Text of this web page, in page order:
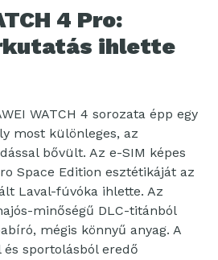
4 Pro:
ihlette
WATCH 4 sorozata épp egy
most különleges, az
bővült. Az e-SIM képes
Space Edition esztétikáját az
Laval-fúvóka ihlette. Az
minőségű DLC-titánból
mégis könnyű anyag. A
sportolásból eredő